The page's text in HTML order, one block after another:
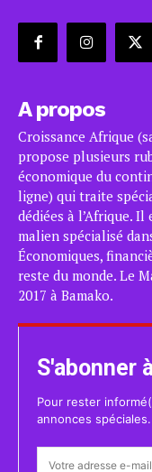
A propos
Croissance Afrique
propose plusieurs
économique du
ligne) qui traite
dédiées à l’Afrique.
malien spécialisé
Économiques,
reste du monde. Le
2017 à Bamako.
S'abonner
Pour rester
annonces spéciales.